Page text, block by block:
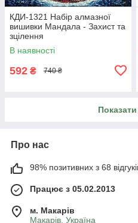
КДИ-1321 Набір алмазної
вишивки Мандала - Захист та
зцілення
В наявності
592 ₴ 740 ₴
Про нас
98% позитивних з 68
Працює з 05.02.2013
м. Mакарів
Mакарів, Україна